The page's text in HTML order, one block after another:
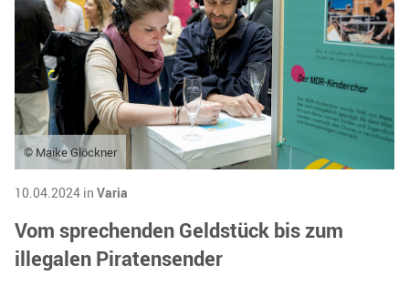
© Maike Glöckner
10.04.2024 in Varia
Vom sprechenden Geldstück bis zum
illegalen Piratensender